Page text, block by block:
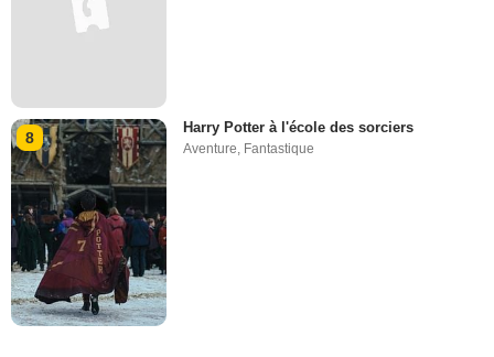
8
Harry Potter à l'école des sorciers
Aventure Fantastique